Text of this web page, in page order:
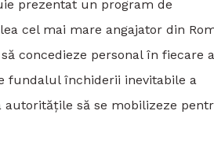
prezentat un program de
cel mai mare angajator din
concedieze personal în fiecare
fundalul închiderii inevitabile a
să se mobilizeze